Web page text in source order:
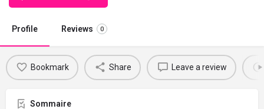
Profile Reviews 0
Bookmark Share Leave a review
Sommaire